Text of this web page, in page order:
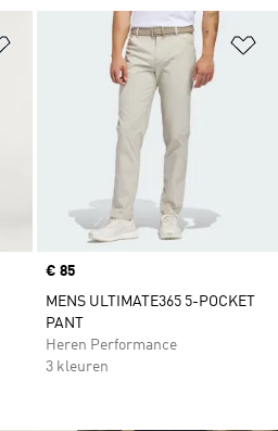
Op verlanglijst zetten
Price
€ 85
MENS ULTIMATE365 5-POCKET
PANT
Heren Performance
3 kleuren